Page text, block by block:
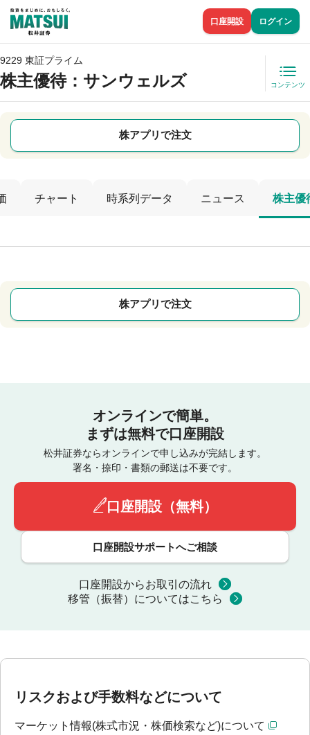
口座開設 ログイン
9229 東証プライム
株主優待：サンウェルズ コンテンツ
株アプリで注文
チャート 時系列データ ニュース 株主優
株アプリで注文
オンラインで簡単。
まずは無料で口座開設
松井証券ならオンラインで申し込みが完結します。
署名・捺印・書類の郵送は不要です。
口座開設（無料）
口座開設サポートへご相談
口座開設からお取引の流れ
移管（振替）についてはこちら
リスクおよび手数料などについて
マーケット情報(株式市況・株価検索など)について